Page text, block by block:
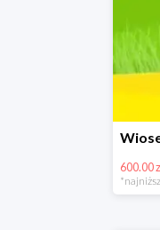
600.00